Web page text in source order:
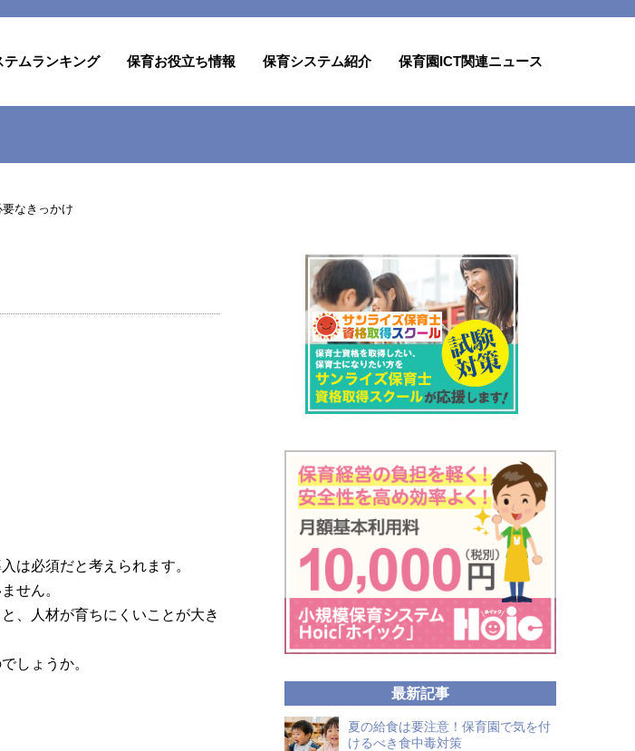
テムランキング 保育お役立ち情報 保育システム紹介 保育園ICT関連ニュース
なきっかけ
は必須だと考えられます。
せん。
、人材が育ちにくいことが大き
しょうか。
最新記事
夏の給食は要注意！保育園で気を付
けるべき食中毒対策